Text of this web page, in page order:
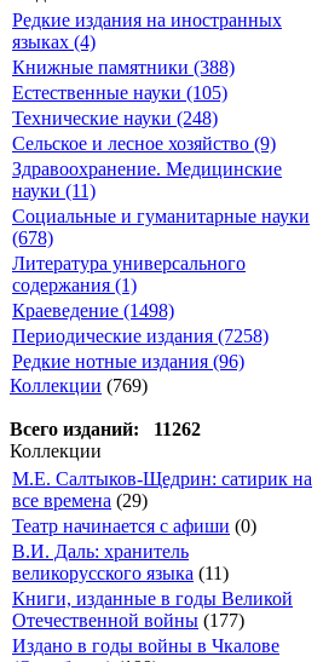
Редкие издания на иностранных
языках (4)
Книжные памятники (388)
Естественные науки (105)
Технические науки (248)
Сельское и лесное хозяйство (9)
Здравоохранение. Медицинские
науки (11)
Социальные и гуманитарные науки
(678)
Литература универсального
содержания (1)
Краеведение (1498)
Периодические издания (7258)
Редкие нотные издания (96)
Коллекции (769)
Всего изданий: 11262
Коллекции
М.Е. Салтыков-Щедрин: сатирик на
все времена (29)
Театр начинается с афиши (0)
В.И. Даль: хранитель
великорусского языка (11)
Книги, изданные в годы Великой
Отечественной войны (177)
Издано в годы войны в Чкалове